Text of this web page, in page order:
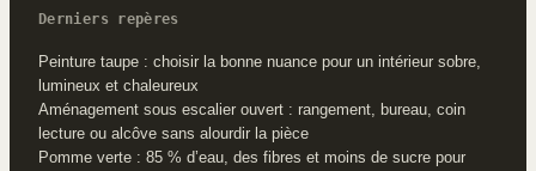
Derniers repères
Peinture taupe : choisir la bonne nuance pour un intérieur sobre,
lumineux et chaleureux
Aménagement sous escalier ouvert : rangement, bureau, coin
lecture ou alcôve sans alourdir la pièce
Pomme verte : 85 % d’eau, des fibres et moins de sucre pour